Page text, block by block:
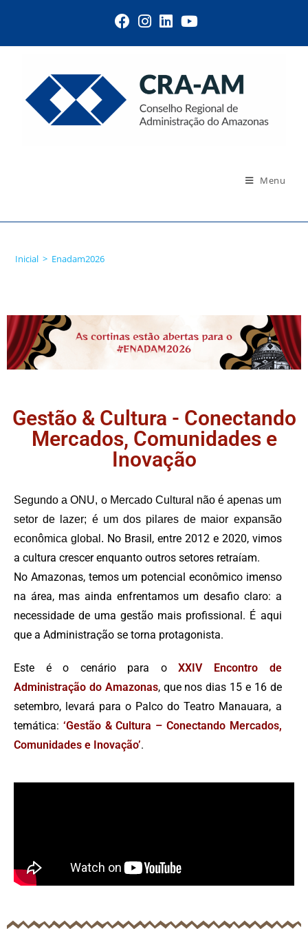
Menu
Inicial > Enadam2026
Gestão & Cultura - Conectando
Mercados, Comunidades e
Inovação
Segundo a ONU, o Mercado Cultural não é apenas um
setor de lazer; é um dos pilares de maior expansão
econômica global. No Brasil, entre 2012 e 2020, vimos
a cultura crescer enquanto outros setores retraíam.
No Amazonas, temos um potencial econômico imenso
na área, mas ainda enfrentamos um desafio claro: a
necessidade de uma gestão mais profissional. É aqui
que a Administração se torna protagonista.
Este é o cenário para oXXIV Encontro de
Administração do Amazonas, que nos dias 15 e 16 de
setembro, levará para o Palco do Teatro Manauara, a
temática: ‘Gestão & Cultura – Conectando Mercados,
Comunidades e Inovação’.